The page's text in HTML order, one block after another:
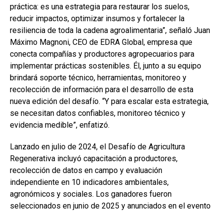
práctica: es una estrategia para restaurar los suelos,
reducir impactos, optimizar insumos y fortalecer la
resiliencia de toda la cadena agroalimentaria”, señaló Juan
Máximo Magnoni, CEO de EDRA Global, empresa que
conecta compañías y productores agropecuarios para
implementar prácticas sostenibles. Él, junto a su equipo
brindará soporte técnico, herramientas, monitoreo y
recolección de información para el desarrollo de esta
nueva edición del desafío. “Y para escalar esta estrategia,
se necesitan datos confiables, monitoreo técnico y
evidencia medible”, enfatizó.
Lanzado en julio de 2024, el Desafío de Agricultura
Regenerativa incluyó capacitación a productores,
recolección de datos en campo y evaluación
independiente en 10 indicadores ambientales,
agronómicos y sociales. Los ganadores fueron
seleccionados en junio de 2025 y anunciados en el evento